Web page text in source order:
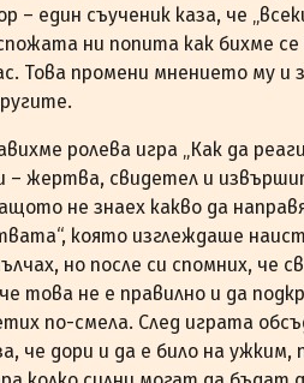
– един съученик каза, че
ни попита как бихме
Това промени мнението му и
ролева игра „Как да
жертва, свидетел и
не знаех какво да
която изглеждаше
но после си спомних, че
това не е правилно и да
по-смела. След играта
че дори и да е било на ужким,